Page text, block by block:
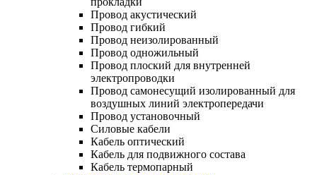
Провод акустический
Провод гибкий
Провод неизолированный
Провод одножильный
Провод плоский для внутренней
электропроводки
Провод самонесущий изолированный для
воздушных линий электропередачи
Провод установочный
Силовые кабели
Кабель оптический
Кабель для подвижного состава
Кабель термопарный